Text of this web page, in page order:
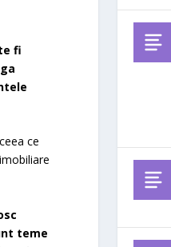
fi
ce
teme